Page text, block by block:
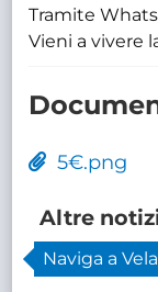
Tramite
Vieni a vivere
5€.png
Altre
Naviga a